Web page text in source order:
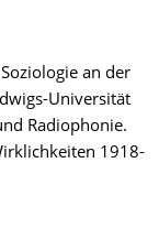
an der
Universität
Radiophonie.
1918-